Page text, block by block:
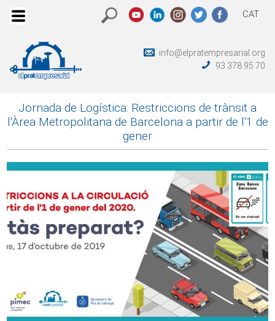
CAT
info@elpratempresarial.org
93 378 95 70
Jornada de Logística: Restriccions de trànsit a
l'Àrea Metropolitana de Barcelona a partir de l'1 de
gener